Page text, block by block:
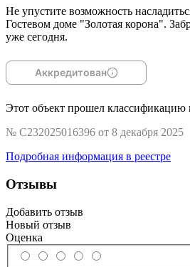
Не упустите возможность
Гостевом доме "Золотая корона".
уже сегодня.
Аккредитован
Этот объект прошел классификацию
№ С232025016396 от 8 декабря 2025
Подробная информация в реестре
Отзывы
Добавить отзыв
Новый отзыв
Оценка